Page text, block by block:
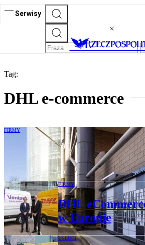
Serwisy
Tag:
DHL e-commerce
FIRMY
Brytyjska szansa InPostu
FIRMY
DHL
w Europie
USŁUGI